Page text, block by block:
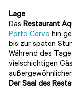
Lage
Das Restaurant
Porto Cervo hin
bis zur späten
Während des
vielschichtigen
Der Saal des